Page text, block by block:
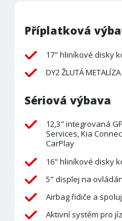
Příplatková
17" hliníkové disky
DY2 ŽLUTÁ METALÍZA
Sériová výbava
12,3" integrovaná
Services, Kia
CarPlay
16" hliníkové disky
5" displej na
Airbag řidiče a
Aktivní systém pro